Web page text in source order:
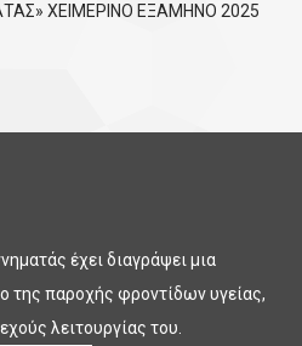
ΧΕΙΜΕΡΙΝΟ ΕΞΑΜΗΝΟ 2025
έχει διαγράψει μια
της παροχής φροντίδων υγείας,
λειτουργίας του.